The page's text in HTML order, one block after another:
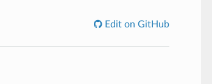
Edit on GitHub